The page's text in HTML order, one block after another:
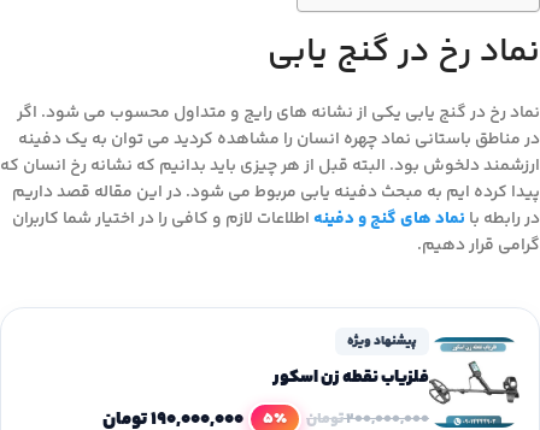
نماد رخ در گنج یابی
نماد رخ در گنج یابی یکی از نشانه های رایج و متداول محسوب می شود. اگر
در مناطق باستانی نماد چهره انسان را مشاهده کردید می توان به یک دفینه
ارزشمند دلخوش بود. البته قبل از هر چیزی باید بدانیم که نشانه رخ انسان که
پیدا کرده ایم به مبحث دفینه یابی مربوط می شود. در این مقاله قصد داریم
در رابطه با نماد های گنج و دفینهاطلاعات لازم و کافی را در اختیار شما کاربران
گرامی قرار دهیم.
پیشنهاد ویژه
فلزیاب نقطه زن اسکور
۲۰۰,۰۰۰,۰۰۰تومان 5٪ ۱۹۰,۰۰۰,۰۰۰تومان